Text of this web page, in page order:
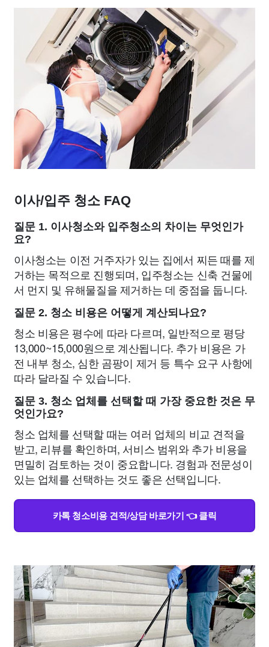
이사/입주 청소 FAQ
질문 1. 이사청소와 입주청소의 차이는 무엇인가
요?
이사청소는 이전 거주자가 있는 집에서 찌든 때를 제
거하는 목적으로 진행되며, 입주청소는 신축 건물에
서 먼지 및 유해물질을 제거하는 데 중점을 둡니다.
질문 2. 청소 비용은 어떻게 계산되나요?
청소 비용은 평수에 따라 다르며, 일반적으로 평당
13,000~15,000원으로 계산됩니다. 추가 비용은 가
전 내부 청소, 심한 곰팡이 제거 등 특수 요구 사항에
따라 달라질 수 있습니다.
질문 3. 청소 업체를 선택할 때 가장 중요한 것은 무
엇인가요?
청소 업체를 선택할 때는 여러 업체의 비교 견적을
받고, 리뷰를 확인하며, 서비스 범위와 추가 비용을
면밀히 검토하는 것이 중요합니다. 경험과 전문성이
있는 업체를 선택하는 것도 좋은 선택입니다.
카톡 청소비용 견적/상담 바로가기 👈 클릭